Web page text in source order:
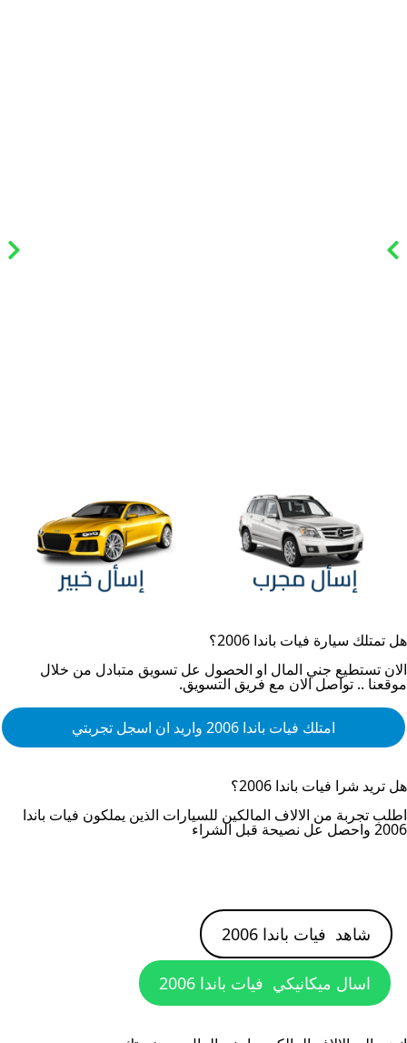
هل تمتلك سيارة فيات باندا 2006
؟
الان تستطيع جني المال او الحصول عل تسويق متبادل من خلال
موقعنا .. تواصل الان مع فريق التسويق.
امتلك فيات باندا 2006 واريد ان اسجل تجربتي
هل تريد شرا فيات باندا 2006
؟
اطلب تجربة من الالاف المالكين للسيارات الذين يملكون فيات باندا
2006 واحصل عل نصيحة قبل الشراء
شاهد فيات باندا 2006
اسال ميكانيكي فيات باندا 2006